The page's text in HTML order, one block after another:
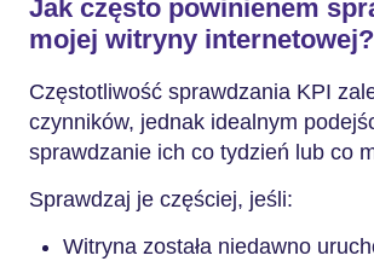
Jak często powinienem
mojej witryny internetowej?
Częstotliwość sprawdzania KPI
czynników, jednak idealnym
sprawdzanie ich co tydzień lub co
Sprawdzaj je częściej, jeśli:
Witryna została niedawno